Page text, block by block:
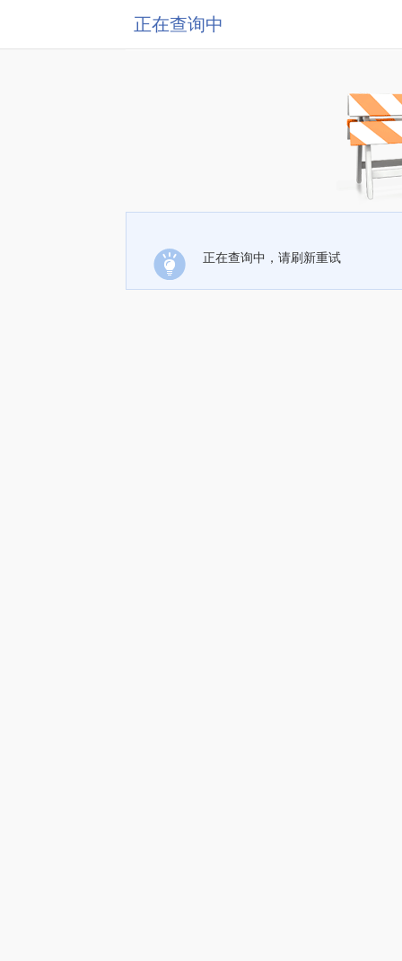
正在查询中
正在查询中，请刷新重试